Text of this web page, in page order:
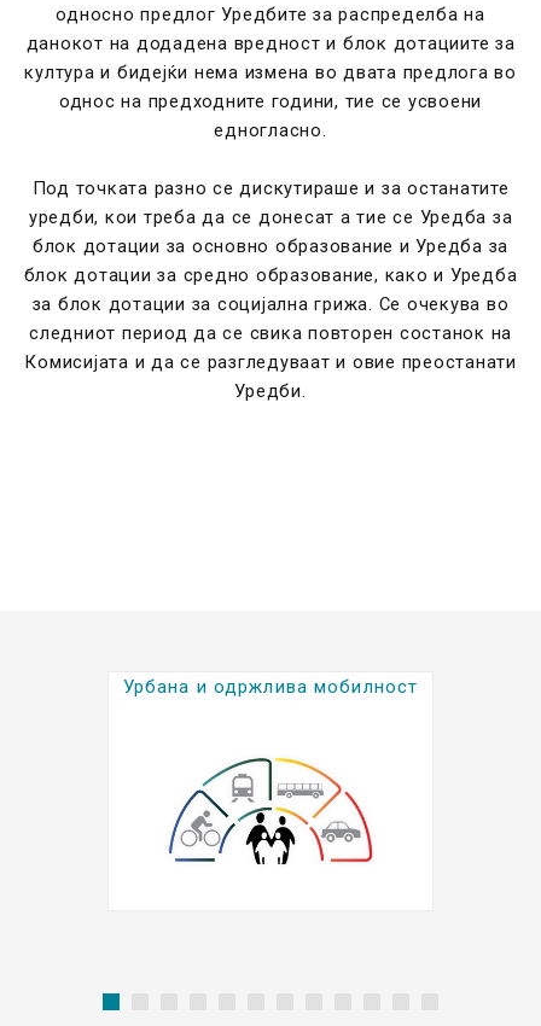
односно предлог Уредбите за распределба на
данокот на додадена вредност и блок дотациите за
култура и бидејќи нема измена во двата предлога во
однос на предходните години, тие се усвоени
едногласно.
Под точката разно се дискутираше и за останатите
уредби, кои треба да се донесат а тие се Уредба за
блок дотации за основно образование и Уредба за
блок дотации за средно образование, како и Уредба
за блок дотации за социјална грижа. Се очекува во
следниот период да се свика повторен состанок на
Комисијата и да се разгледуваат и овие преостанати
Уредби.
Урбана и одржлива мобилност
Kратки биографии на